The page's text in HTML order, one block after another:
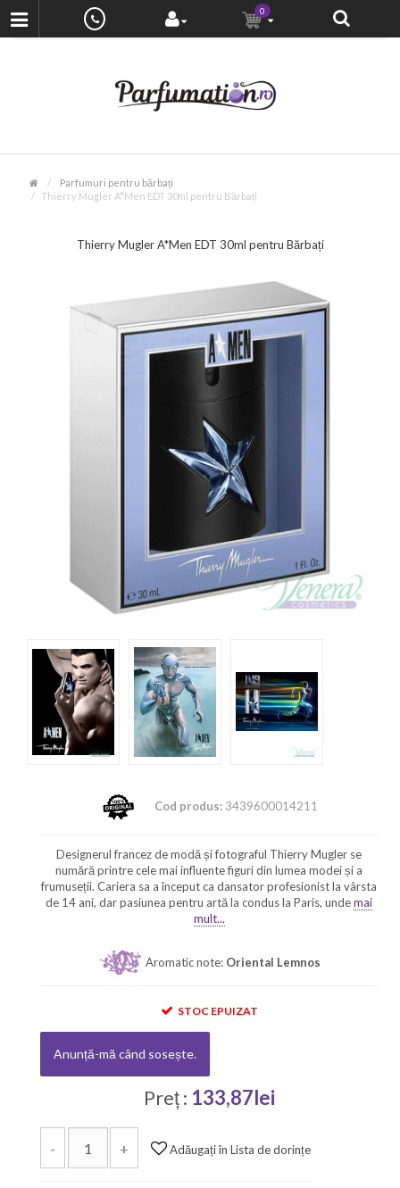
0
Parfumuri pentru bărbați
Thierry Mugler A*Men EDT 30ml pentru Bărbați
Thierry Mugler A*Men EDT 30ml pentru Bărbați
Cod produs:3439600014211
Designerul francez de modă și fotograful Thierry Mugler se
numără printre cele mai influente figuri din lumea modei și a
frumuseții. Cariera sa a început ca dansator profesionist la vârsta
de 14 ani, dar pasiunea pentru artă la condus la Paris, undemai
mult...
Aromatic note: Oriental Lemnos
STOC EPUIZAT
Anunță-mă când sosește.
Preț : 133,87lei
- + Adăugați în Lista de dorințe